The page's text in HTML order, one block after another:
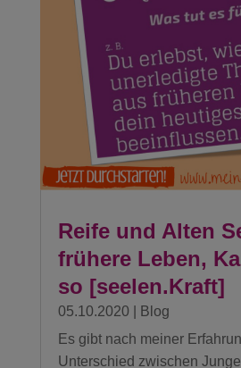
Reife und Alten
frühere Leben,
so [seelen.Kraft]
05.10.2020
Blog
Es gibt nach meiner
Unterschied zwischen